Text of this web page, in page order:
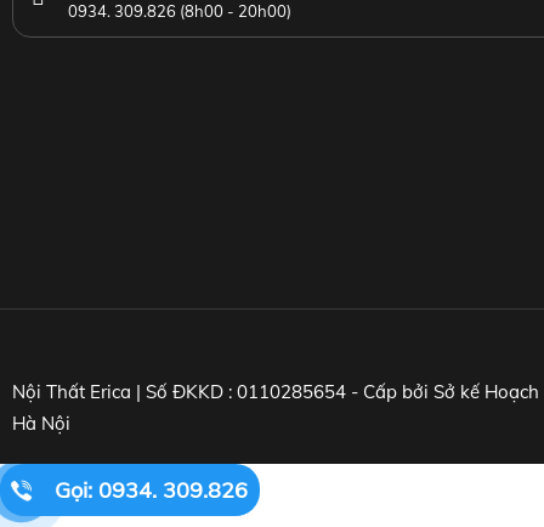
0934. 309.826 (8h00 - 20h00)
Nội Thất Erica | Số ĐKKD : 0110285654 - Cấp bởi Sở kế
Hà Nội
Gọi: 0934. 309.826